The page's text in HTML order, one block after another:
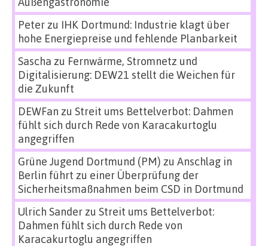
Peterzu IHK Dortmund: Industrie klagt über
hohe Energiepreise und fehlende Planbarkeit
Sascha zu Fernwärme, Stromnetz und
Digitalisierung: DEW21 stellt die Weichen für
die Zukunft
DEWFan zu Streit ums Bettelverbot: Dahmen
fühlt sich durch Rede von Karacakurtoglu
angegriffen
Grüne Jugend Dortmund (PM) zu Anschlag in
Berlin führt zu einer Überprüfung der
Sicherheitsmaßnahmen beim CSD in Dortmund
Ulrich Sanderzu Streit ums Bettelverbot:
Dahmen fühlt sich durch Rede von
Karacakurtoglu angegriffen